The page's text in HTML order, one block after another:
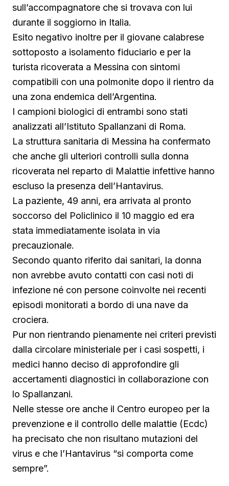
sull’accompagnatore che si trovava con lui
durante il soggiorno in Italia.
Esito negativo inoltre per il giovane calabrese
sottoposto a isolamento fiduciario e per la
turista ricoverata a Messina con sintomi
compatibili con una polmonite dopo il rientro da
una zona endemica dell’Argentina.
I campioni biologici di entrambi sono stati
analizzati all’Istituto Spallanzani di Roma.
La struttura sanitaria di Messina ha confermato
che anche gli ulteriori controlli sulla donna
ricoverata nel reparto di Malattie infettive hanno
escluso la presenza dell’Hantavirus.
La paziente, 49 anni, era arrivata al pronto
soccorso del Policlinico il 10 maggio ed era
stata immediatamente isolata in via
precauzionale.
Secondo quanto riferito dai sanitari, la donna
non avrebbe avuto contatti con casi noti di
infezione né con persone coinvolte nei recenti
episodi monitorati a bordo di una nave da
crociera.
Pur non rientrando pienamente nei criteri previsti
dalla circolare ministeriale per i casi sospetti, i
medici hanno deciso di approfondire gli
accertamenti diagnostici in collaborazione con
lo Spallanzani.
Nelle stesse ore anche il Centro europeo per la
prevenzione e il controllo delle malattie (Ecdc)
ha precisato che non risultano mutazioni del
virus e che l’Hantavirus “si comporta come
sempre”.